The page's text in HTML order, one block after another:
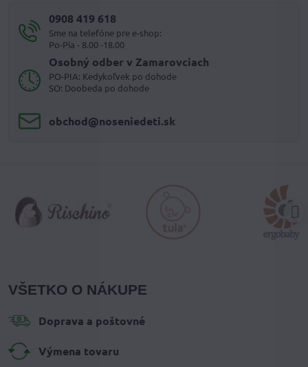
0908 419 618
Sme na telefóne pre e-shop:
Po-Pia - 8.00 -18.00
Osobný odber v Zamarovciach
PO-PIA: Kedykoľvek po dohode
SO: Doobeda po dohode
obchod​@noseniedeti​.sk
VŠETKO O NÁKUPE
Doprava a poštovné
Výmena tovaru